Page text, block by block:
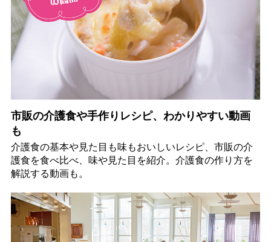
市販の介護食や手作りレシピ、わかりやすい動画
も
介護食の基本や見た目も味もおいしいレシピ、市販の介
護食を食べ比べ、味や見た目を紹介。介護食の作り方を
解説する動画も。